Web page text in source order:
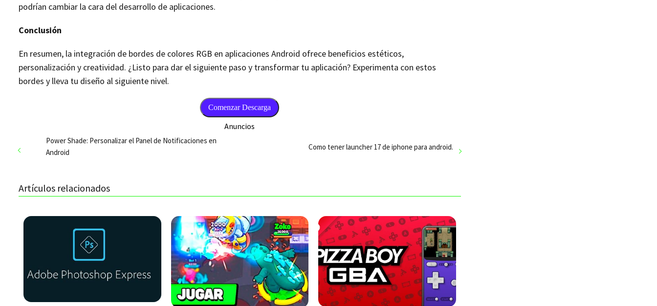
podrían cambiar la cara del desarrollo de aplicaciones.
Conclusión
En resumen, la integración de bordes de colores RGB en aplicaciones Android ofrece beneficios estéticos,
personalización y creatividad. ¿Listo para dar el siguiente paso y transformar tu aplicación? Experimenta con estos
bordes y lleva tu diseño al siguiente nivel.
Comenzar Descarga
Anuncios
Power Shade: Personalizar el Panel de Notificaciones en
Android
Como tener launcher 17 de iphone para android.
Artículos relacionados